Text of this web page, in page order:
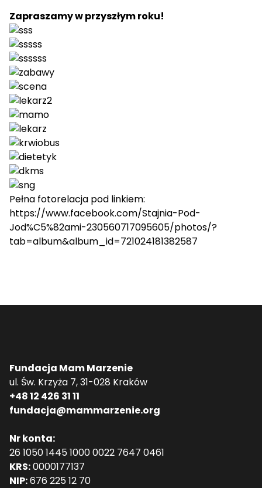
Zapraszamy w przyszłym roku!
Pełna fotorelacja pod linkiem:
https://www.facebook.com/Stajnia-Pod-
Jod%C5%82ami-230560717095605/photos/?
tab=album&album_id=721024181382587
Fundacja Mam Marzenie
ul. Św. Krzyża 7, 31-028 Kraków
+48 12 426 31 11
fundacja@mammarzenie.org
Nr konta:
26 1050 1445 1000 0022 7647 0461
KRS:0000177137
NIP:676 225 12 70